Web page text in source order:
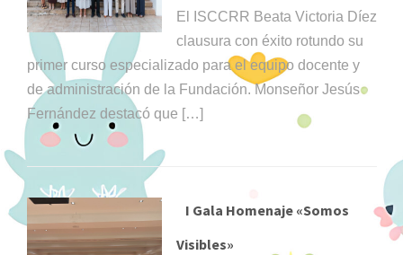
El ISCCRR Beata Victoria Díez
clausura con éxito rotundo su
primer curso especializado para el equipo docente y
de administración de la Fundación. Monseñor Jesús
Fernández destacó que […]
I Gala Homenaje «Somos
Visibles»